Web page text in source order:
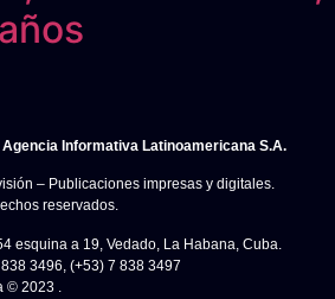
Informativa Latinoamericana S.A.
– Publicaciones impresas y digitales.
reservados.
esquina a 19, Vedado, La Habana, Cuba.
3496, (+53) 7 838 3497
© 2023 .